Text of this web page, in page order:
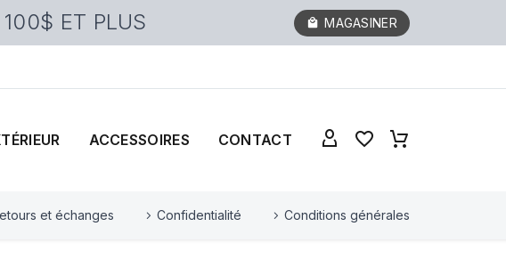
ET PLUS MAGASINER
ACCESSOIRES CONTACT
et échanges Confidentialité Conditions générales